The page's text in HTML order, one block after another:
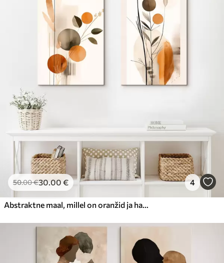
50.00€30.00 € 4
Abstraktne maal, millel on oranžid ja hallid ringid, lehed ja oksad, modernne stiil, akvarelliefekt